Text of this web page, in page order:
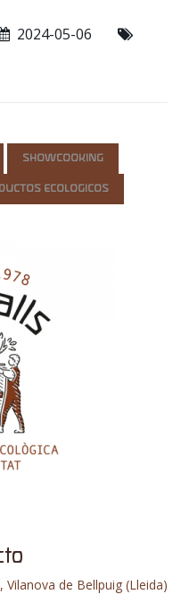
2024-05-06
SHOWCOOKING
ECOLOGICOS
Vilanova de Bellpuig (Lleida)